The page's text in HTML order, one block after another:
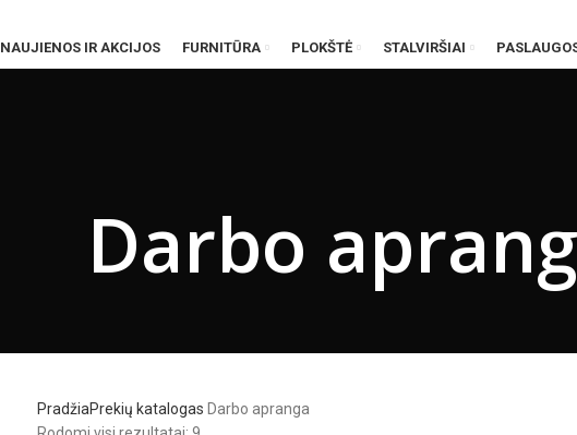
NAUJIENOS IR AKCIJOS FURNITŪRA PLOKŠTĖ STALVIRŠIAI
Darbo
PradžiaPrekių katalogas Darbo apranga